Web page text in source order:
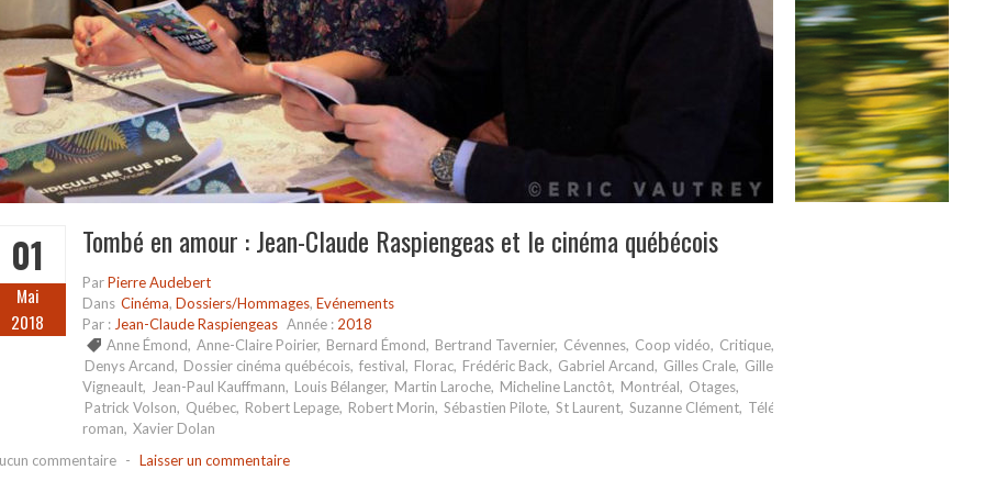
01
Mai
2018
Tombé en amour : Jean-Claude Raspiengeas et le cinéma québécois
ParPierre Audebert
Dans Cinéma, Dossiers/Hommages, Evénements
Par : Jean-Claude Raspiengeas Année : 2018
Anne Émond, Anne-Claire Poirier, Bernard Émond, Bertrand Tavernier, Cévennes, Coop vidéo, Critique,
Denys Arcand, Dossier cinéma québécois, festival, Florac, Frédéric Back, Gabriel Arcand, Gilles Crale, Gilles
Vigneault, Jean-Paul Kauffmann, Louis Bélanger, Martin Laroche, Micheline Lanctôt, Montréal, Otages,
Patrick Volson, Québec, Robert Lepage, Robert Morin, Sébastien Pilote, St Laurent, Suzanne Clément, Télé-
roman, Xavier Dolan
commentaire - Laisser un commentaire